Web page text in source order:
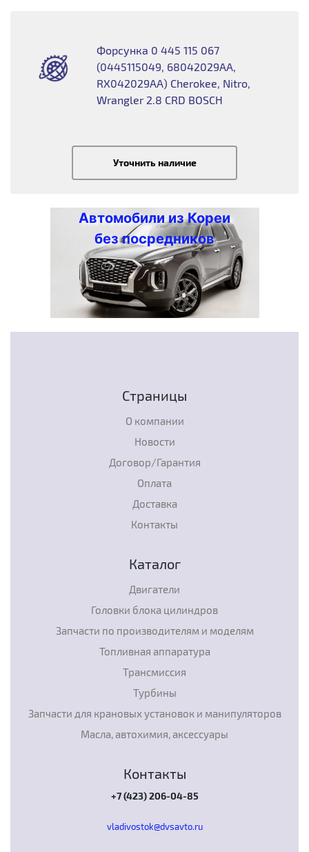
Форсунка 0 445 115 067
(0445115049, 68042029AA,
RX042029AA) Cherokee, Nitro,
Wrangler 2.8 CRD BOSCH
Уточнить наличие
Автомобили из Кореи
без посредников
Страницы
О компании
Новости
Договор/Гарантия
Оплата
Доставка
Контакты
Каталог
Двигатели
Головки блока цилиндров
Запчасти по производителям и моделям
Топливная аппаратура
Трансмиссия
Турбины
Запчасти для крановых установок и манипуляторов
Масла, автохимия, аксессуары
Контакты
+7 (423) 206-04-85
vladivostok@dvsavto.ru